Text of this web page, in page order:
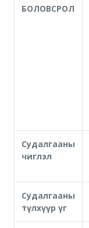
БОЛОВСРОЛ
Судалгааны
чиглэл
Судалгааны
түлхүүр үг